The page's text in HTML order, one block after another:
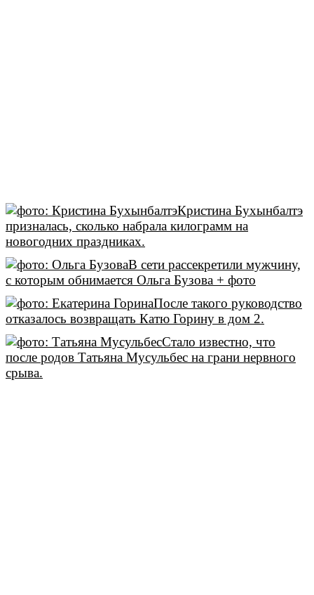
Кристина Бухынбалтэ
призналась, сколько набрала килограмм на
новогодних праздниках.
В сети рассекретили мужчину,
с которым обнимается Ольга Бузова + фото
После такого руководство
отказалось возвращать Катю Горину в дом 2.
Стало известно, что
после родов Татьяна Мусульбес на грани нервного
срыва.